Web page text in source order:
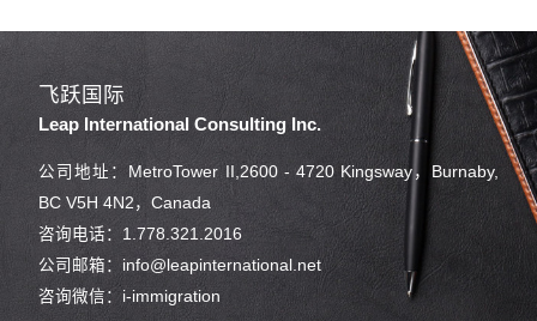
飞跃国际
Leap International Consulting Inc.
公司地址：MetroTower II,2600 - 4720 Kingsway，Burnaby,
BC V5H 4N2，Canada
咨询电话：1.778.321.2016
公司邮箱：info@leapinternational.net
咨询微信：i-immigration